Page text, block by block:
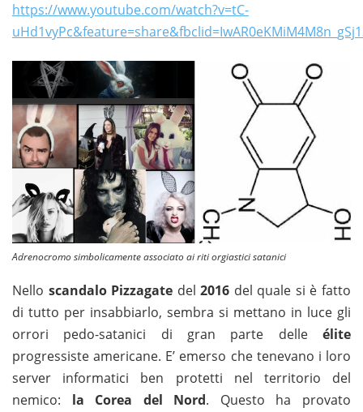
https://www.youtube.com/watch?v=tC-
Adrenocromo simbolicamente associato ai riti orgiastici satanici
Nello scandalo Pizzagate del 2016 del quale si è fatto
di tutto per insabbiarlo, sembra si mettano in luce gli
orrori pedo-satanici di gran parte delle élite
progressiste americane. E’ emerso che tenevano i loro
server informatici ben protetti nel territorio del
nemico: la Corea del Nord. Questo ha provato